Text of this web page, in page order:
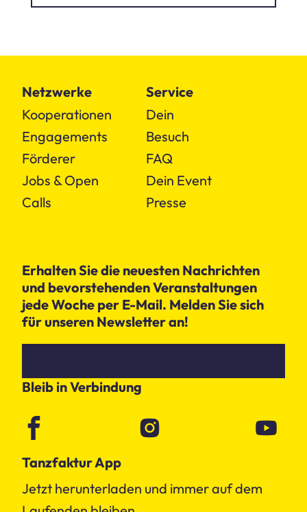
Netzwerke
Kooperationen
Engagements
Förderer
Jobs & Open
Calls
Service
Dein
Besuch
FAQ
Dein Event
Presse
Erhalten Sie die neuesten Nachrichten
und bevorstehenden Veranstaltungen
jede Woche per E-Mail. Melden Sie sich
für unseren Newsletter an!
Bleib in Verbindung
Tanzfaktur App
Jetzt herunterladen und immer auf dem